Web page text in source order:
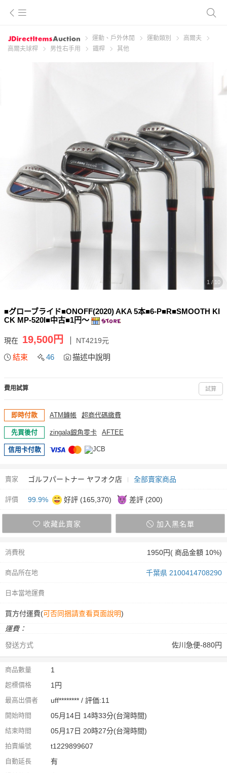
運動、戶外休閒 運動類別
高爾夫
高爾夫球桿
男性右手用 鐵桿 其他
1 / 10
■グローブライド■ONOFF(2020) AKA 5本■6-P■R■SMOOTH KI
CK MP-520I■中古■1円～
現在 19,500円 NT4219元
結束 46 描述中說明
費用試算 試算
即時付款 ATM轉帳 超商代碼繳費
先買後付 zingala銀角零卡 AFTEE
信用卡付款
賣家 ゴルフパートナー ヤフオク店 全部賣家商品
評價 99.9% 好評 (165,370) 差評 (200)
收藏此賣家 加入黑名單
消費稅 1950円( 商品金額 10%)
商品所在地 千葉県 2100414708290
日本當地運費
買方付運費(可否同捆請查看頁面說明)
運費：
發送方式
佐川急便-880円
商品數量 1
起標價格 1円
最高出價者 uff******** / 評価:11
開始時間 05月14日 14時33分(台灣時間)
結束時間 05月17日 20時27分(台灣時間)
拍賣編號 t1229899607
自動延長 有